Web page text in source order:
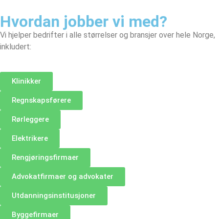
Hvordan jobber vi med?
Vi hjelper bedrifter i alle størrelser og bransjer over hele Norge,
inkludert:
Klinikker
Regnskapsførere
Rørleggere
Elektrikere
Rengjøringsfirmaer
Advokatfirmaer og advokater
Utdanningsinstitusjoner
Byggefirmaer